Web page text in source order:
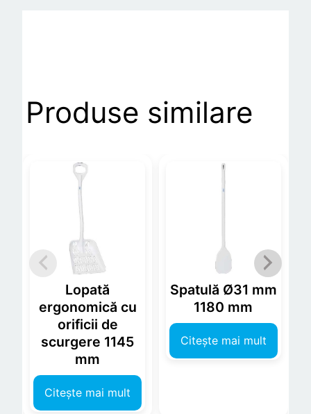
Produse similare
Lopată
ergonomică cu
orificii de
scurgere 1145
mm
Citește mai mult
Spatulă Ø31 mm
1180 mm
Citește mai mult